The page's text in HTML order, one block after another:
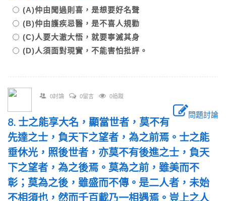
(A)仲由聞過則喜，是想要好名聲
(B)仲由護疾忌醫，是不喜人規勸
(C)人要大澈大悟，就要寧滅其身
(D)人須面對現實，不能害怕批評。
0討論 0留言 0追蹤
問題討論
8. 士之能享大名，顯當世者，莫不有
先達之士，負天下之望者，為之前焉。士之能
垂休光，照後世者，亦莫不有後進之士，負天
下之望者，為之後焉。莫為之前，雖美而不
彰；莫為之後，雖盛而不傳。是二人者，未始
不相須也，然而千百載乃一相遇焉。豈上之人